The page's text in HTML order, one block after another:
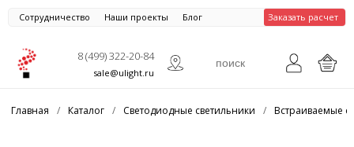
Сотрудничество Наши проекты Блог Заказать расчет
8 (499) 322-20-84
sale@ulight.ru
Главная / Каталог / Светодиодные светильники / Встраиваемые